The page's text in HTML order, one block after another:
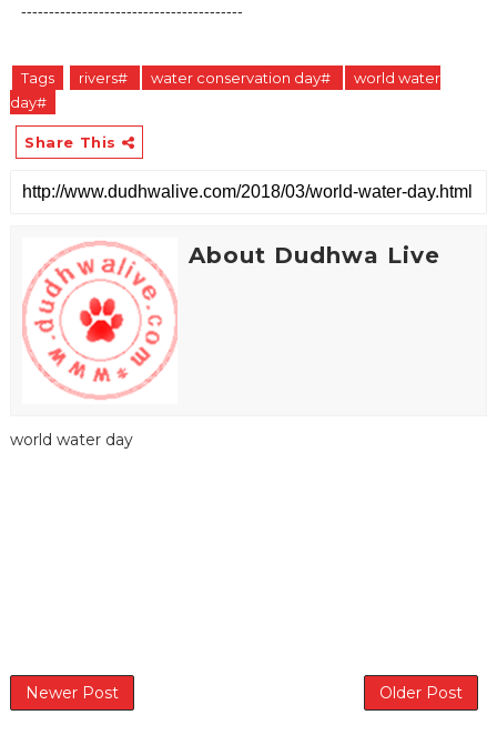
----------------------------------------
Tags rivers# water conservation day#
world water
day#
Share This
About Dudhwa Live
world water day
Newer Post Older Post